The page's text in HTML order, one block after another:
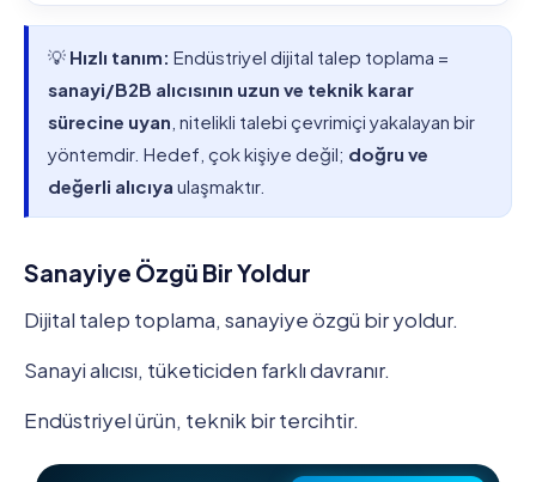
💡 Hızlı tanım: Endüstriyel dijital talep toplama =
sanayi/B2B alıcısının uzun ve teknik karar
sürecine uyan , nitelikli talebi çevrimiçi yakalayan bir
yöntemdir. Hedef, çok kişiye değil; doğru ve
değerli alıcıya ulaşmaktır.
Sanayiye Özgü Bir Yoldur
Dijital talep toplama, sanayiye özgü bir yoldur.
Sanayi alıcısı, tüketiciden farklı davranır.
Endüstriyel ürün, teknik bir tercihtir.